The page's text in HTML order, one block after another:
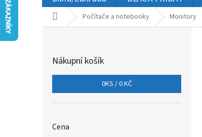
Domů Počítače a notebooky Monitory
Nákupní košík
0KS /0 KČ
Cena